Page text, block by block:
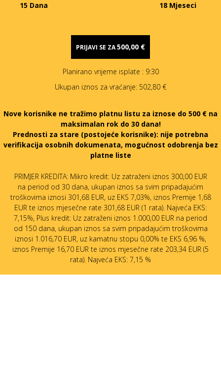
15 Dana 18 Mjeseci
PRIJAVI SE ZA500,00 €
Planirano vrijeme isplate : 9:30
Ukupan iznos za vraćanje: 502,80 €
Nove korisnike ne tražimo platnu listu za iznose do 500 € na
maksimalan rok do 30 dana!
Prednosti za stare (postojeće korisnike): nije potrebna
verifikacija osobnih dokumenata, mogućnost odobrenja bez
platne liste
PRIMJER KREDITA: Mikro kredit: Uz zatraženi iznos 300,00 EUR
na period od 30 dana, ukupan iznos sa svim pripadajućim
troškovima iznosi 301,68 EUR, uz EKS 7,03%, iznos Premije 1,68
EUR te iznos mjesečne rate 301,68 EUR (1 rata). Najveća EKS:
7,15%, Plus kredit: Uz zatraženi iznos 1.000,00 EUR na period
od 150 dana, ukupan iznos sa svim pripadajućim troškovima
iznosi 1.016,70 EUR, uz kamatnu stopu 0,00% te EKS 6,96 %,
iznos Premije 16,70 EUR te iznos mjesečne rate 203,34 EUR (5
rata). Najveća EKS: 7,15 %